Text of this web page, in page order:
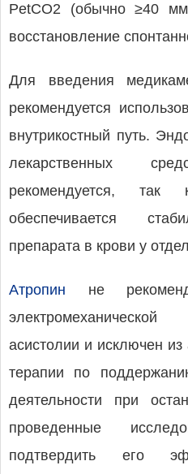
PetCO2 (обычно ≥40
восстановление
Для введения
рекомендуется
внутрикостный путь.
лекарственных
рекомендуется,
обеспечивается
препарата в крови у
Атропин не
асистолии и исключен из
терапии по
деятельности при
проведенные
подтвердить его